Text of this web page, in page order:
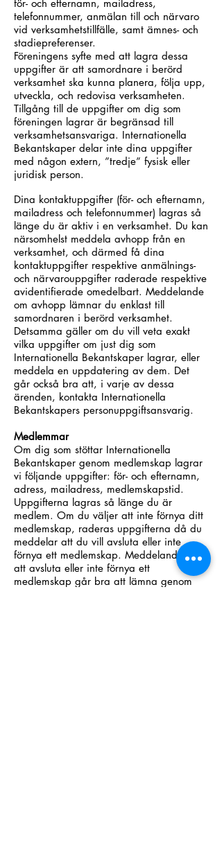
för- och efternamn, mailadress,
telefonnummer, anmälan till och närvaro
vid verksamhetstillfälle, samt ämnes- och
stadiepreferenser.
Föreningens syfte med att lagra dessa
uppgifter är att samordnare i berörd
verksamhet ska kunna planera, följa upp,
utveckla, och redovisa verksamheten.
Tillgång till de uppgifter om dig som
föreningen lagrar är begränsad till
verksamhetsansvariga. Internationella
Bekantskaper delar inte dina uppgifter
med någon extern, ”tredje” fysisk eller
juridisk person.
Dina kontaktuppgifter (för- och efternamn,
mailadress och telefonnummer) lagras så
länge du är aktiv i en verksamhet. Du kan
närsomhelst meddela avhopp från en
verksamhet, och därmed få dina
kontaktuppgifter respektive anmälnings-
och närvarouppgifter raderade respektive
avidentifierade omedelbart. Meddelande
om avhopp lämnar du enklast till
samordnaren i berörd verksamhet.
Detsamma gäller om du vill veta exakt
vilka uppgifter om just dig som
Internationella Bekantskaper lagrar, eller
meddela en uppdatering av dem. Det
går också bra att, i varje av dessa
ärenden, kontakta Internationella
Bekantskapers personuppgiftsansvarig.
Medlemmar
Om dig som stöttar Internationella
Bekantskaper genom medlemskap lagrar
vi följande uppgifter: för- och efternamn,
adress, mailadress, medlemskapstid.
Uppgifterna lagras så länge du är
medlem. Om du väljer att inte förnya ditt
medlemskap, raderas uppgifterna då du
meddelar att du vill avsluta eller inte
förnya ett medlemskap. Meddelande om
att avsluta eller inte förnya ett
medlemskap går bra att lämna genom